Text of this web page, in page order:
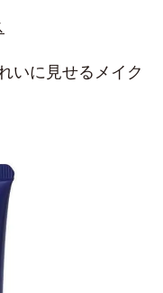
いに見せるメイク